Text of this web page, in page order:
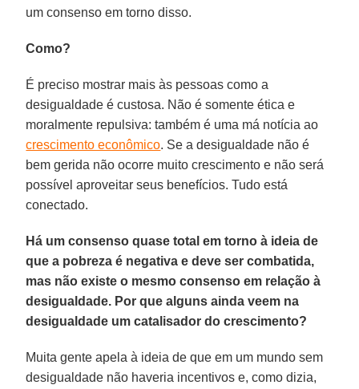
um consenso em torno disso.
Como?
É preciso mostrar mais às pessoas como a
desigualdade é custosa. Não é somente ética e
moralmente repulsiva: também é uma má notícia ao
crescimento econômico. Se a desigualdade não é
bem gerida não ocorre muito crescimento e não será
possível aproveitar seus benefícios. Tudo está
conectado.
Há um consenso quase total em torno à ideia de
que a pobreza é negativa e deve ser combatida,
mas não existe o mesmo consenso em relação à
desigualdade. Por que alguns ainda veem na
desigualdade um catalisador do crescimento?
Muita gente apela à ideia de que em um mundo sem
desigualdade não haveria incentivos e, como dizia,